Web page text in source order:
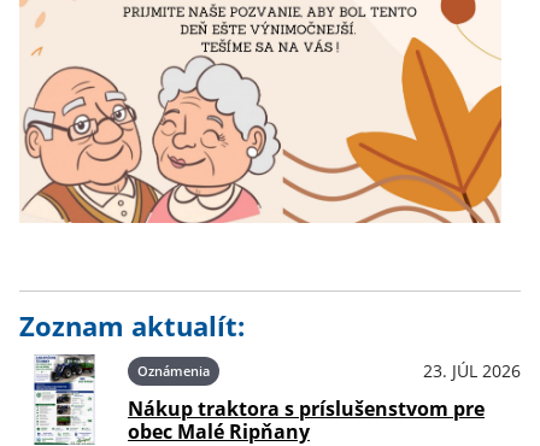
Zoznam aktualít:
Oznámenia 23. JÚL 2026
Nákup traktora s príslušenstvom pre
obec Malé Ripňany